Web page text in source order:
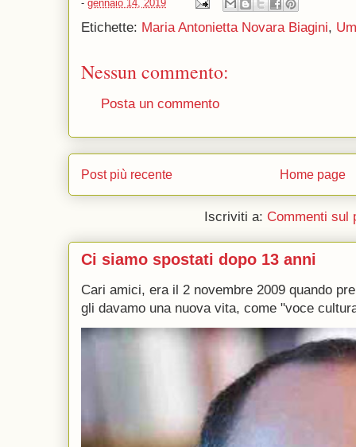
- gennaio 14, 2019
Etichette: Maria Antonietta Novara Biagini,
Nessun commento:
Posta un commento
Post più recente Home page
Iscriviti a: Commenti sul
Ci siamo spostati dopo 13 anni
Cari amici, era il 2 novembre 2009 quando
gli davamo una nuova vita, come "voce